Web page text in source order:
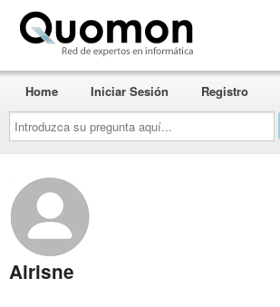
Introduzca
su
pregunta
aquí...
Home Iniciar Sesión Registro
Airisne